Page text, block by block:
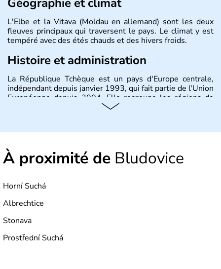
L'Elbe et la Vitava (Moldau en allemand) sont les deux
fleuves principaux qui traversent le pays. Le climat y est
tempéré avec des étés chauds et des hivers froids.
Histoire et administration
La République Tchèque est un pays d'Europe centrale,
indépendant depuis janvier 1993, qui fait partie de l'Union
Européenne depuis 2004. Elle regroupe les régions de
Bohème, Moravie et Silésie. Sa capitale est Prague.
À proximité de Bludovice
Horní Suchá
Albrechtice
Stonava
Prostřední Suchá